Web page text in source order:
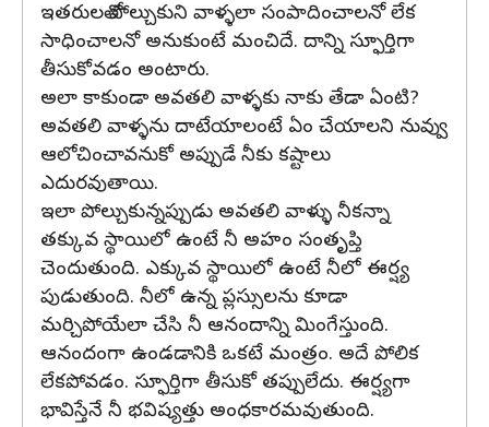
ఇతరులతో పోల్చుకుని వాళ్ళలా సంపాదించాలనో లేక
సాధించాలనో అనుకుంటే మంచిదే. దాన్ని స్ఫూర్తిగా
తీసుకోవడం అంటారు.
అలా కాకుండా అవతలి వాళ్ళకు నాకు తేడా ఏంటి?
అవతలి వాళ్ళను దాటేయాలంటే ఏం చేయాలని నువ్వు
ఆలోచించావనుకో అప్పుడే నీకు కష్టాలు
ఎదురవుతాయి.
ఇలా పోల్చుకున్నప్పుడు అవతలి వాళ్ళు నీకన్నా
తక్కువ స్థాయిలో ఉంటే నీ అహం సంతృప్తి
చెందుతుంది. ఎక్కువ స్థాయిలో ఉంటే నీలో ఈర్ష్య
పుడుతుంది. నీలో ఉన్న ప్లస్సులను కూడా
మర్చిపోయేలా చేసి నీ ఆనందాన్ని మింగేస్తుంది.
ఆనందంగా ఉండడానికి ఒకటే మంత్రం. అదే పోలిక
లేకపోవడం. స్ఫూర్తిగా తీసుకో తప్పులేదు. ఈర్ష్యగా
భావిస్తేనే నీ భవిష్యత్తు అంధకారమవుతుంది.